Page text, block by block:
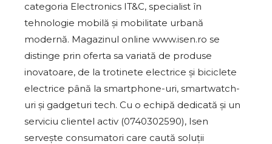
categoria Electronics IT&C, specialist în
tehnologie mobilă și mobilitate urbană
modernă. Magazinul online www.isen.ro se
distinge prin oferta sa variată de produse
inovatoare, de la trotinete electrice și biciclete
electrice până la smartphone-uri, smartwatch-
uri și gadgeturi tech. Cu o echipă dedicată și un
serviciu clientel activ (0740302590), Isen
servește consumatori care caută soluții